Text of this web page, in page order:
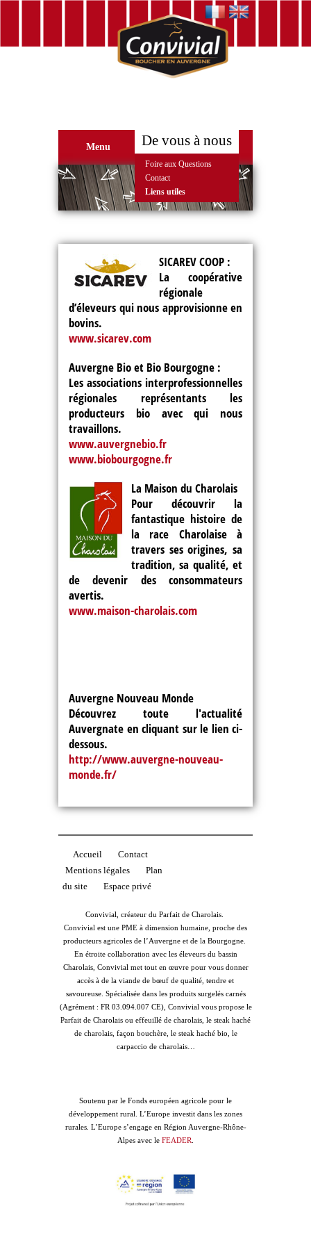
Menu De vous à nous
Foire aux Questions
Contact
Liens utiles
SICAREV COOP :
La coopérative
régionale
d’éleveurs qui nous approvisionne en
bovins.
www.sicarev.com
Auvergne Bio et Bio Bourgogne :
Les associations interprofessionnelles
régionales représentants les
producteurs bio avec qui nous
travaillons.
www.auvergnebio.fr
www.biobourgogne.fr
La Maison du Charolais
Pour découvrir la
fantastique histoire de
la race Charolaise à
travers ses origines, sa
tradition, sa qualité, et
de devenir des consommateurs
avertis.
www.maison-charolais.com
Auvergne Nouveau Monde
Découvrez toute l'actualité
Auvergnate en cliquant sur le lien ci-
dessous.
http://www.auvergne-nouveau-
monde.fr/
Accueil
Contact
Mentions légales
Plan
du site
Espace privé
Convivial, créateur du Parfait de Charolais.
Convivial est une PME à dimension humaine, proche des
producteurs agricoles de l’Auvergne et de la Bourgogne.
En étroite collaboration avec les éleveurs du bassin
Charolais, Convivial met tout en œuvre pour vous donner
accès à de la viande de bœuf de qualité, tendre et
savoureuse. Spécialisée dans les produits surgelés carnés
(Agrément : FR 03.094.007 CE), Convivial vous propose le
Parfait de Charolais ou effeuillé de charolais, le steak haché
de charolais, façon bouchère, le steak haché bio, le
carpaccio de charolais…
Soutenu par le Fonds européen agricole pour le
développement rural. L’Europe investit dans les zones
rurales. L’Europe s’engage en Région Auvergne-Rhône-
Alpes avec le FEADER